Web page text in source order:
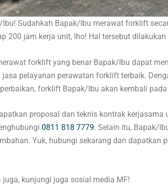
Ibu! Sudahkah Bapak/Ibu merawat forklift
200 jam kerja unit, lho! Hal tersebut
forklift yang benar Bapak/Ibu dapat
jasa pelayanan perawatan forklift terbaik.
forklift Bapak/Ibu akan kembali
proposal dan teknis kontrak
0811 818 7779. Selain itu, Bapak/
Yuk, hubungi sekarang dan dapatkan
kunjungi juga sosial media MF!